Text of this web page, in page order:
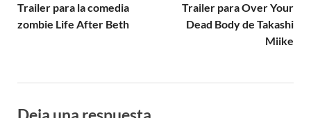
Trailer para la comedia
zombie Life After Beth
Trailer para Over Your
Dead Body de Takashi
Miike